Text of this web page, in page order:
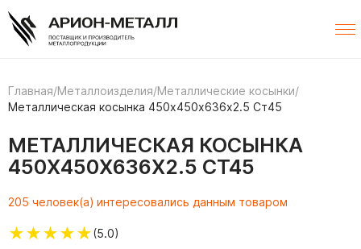
Главная/Металлоизделия/Металлические косынки/
Металлическая косынка 450х450х636х2.5 Ст45
МЕТАЛЛИЧЕСКАЯ КОСЫНКА
450Х450Х636Х2.5 СТ45
205 человек(а) интересовались данным товаром
★★★★★(5.0)